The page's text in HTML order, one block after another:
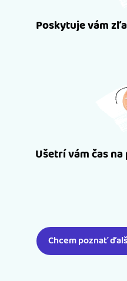
Poskytuje vám
Ušetrí vám čas
Chcem poznať